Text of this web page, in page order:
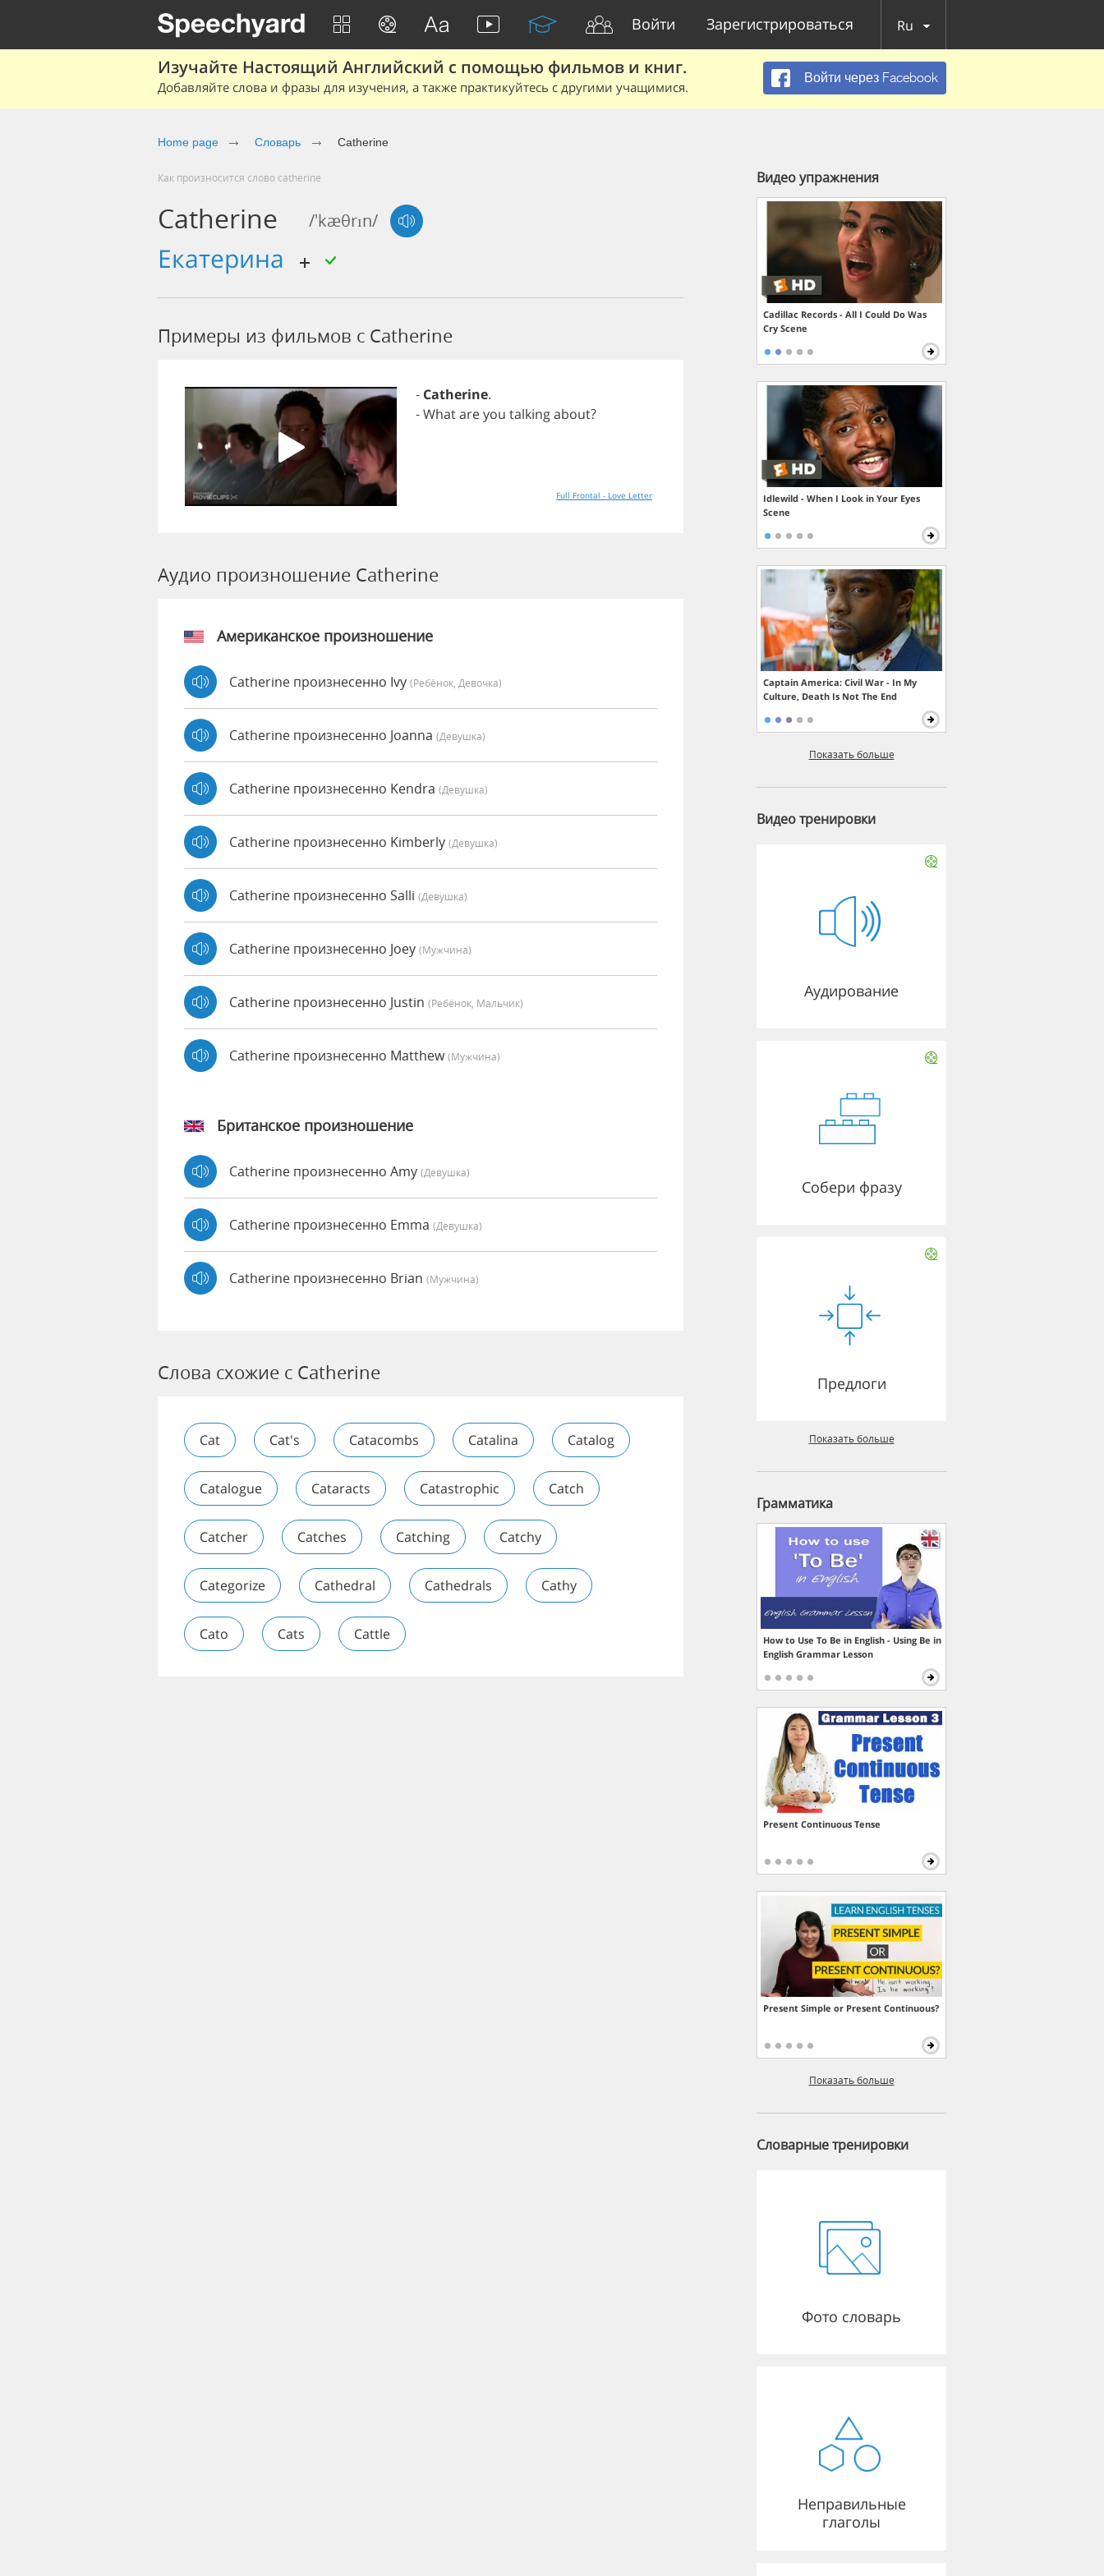
Войти Зарегистрироваться Ru
Изучайте Настоящий Английский с помощью фильмов и книг.
Добавляйте слова и фразы для изучения, а также практикуйтесь с другими учащимися.
Войти через Facebook
Home page Словарь Catherine
Как произносится слово catherine
Catherine /'kæθrɪn/
Екатерина
Примеры из фильмов c Catherine
- Catherine.
-Whatareyou talkingabout?
Full Frontal - Love Letter
Аудио произношение Catherine
Американское произношение
Catherine произнесенно Ivy (Ребёнок, Девочка)
Catherine произнесенно Joanna (девушка)
Catherine произнесенно Kendra (девушка)
Catherine произнесенно Kimberly (девушка)
Catherine произнесенно Salli (девушка)
Catherine произнесенно Joey (мужчина)
Catherine произнесенно Justin (Ребёнок, Мальчик)
Catherine произнесенно Matthew(мужчина)
Британское произношение
Catherine произнесенно Amy (девушка)
Catherine произнесенно Emma (девушка)
Catherine произнесенно Brian (мужчина)
Слова схожие с Catherine
Cat Cat's Catacombs Catalina Catalog
Catalogue Cataracts Catastrophic Catch
Catcher Catches Catching Catchy
Categorize Cathedral Cathedrals Cathy
Cato Cats Cattle
Видео упражнения
Cadillac Records - All I Could Do Was
Cry Scene
Idlewild - When I Look in Your Eyes
Scene
Captain America: Civil War - In My
Culture, Death Is Not The End
Показать больше
Видео тренировки
Аудирование
Собери фразу
Предлоги
Показать больше
Грамматика
How to Use To Be in English - Using Be in
English Grammar Lesson
Present Continuous Tense
Present Simple or Present Continuous?
Показать больше
Словарные тренировки
Фото словарь
Неправильные
глаголы